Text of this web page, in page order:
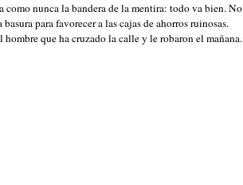
como nunca la bandera de la mentira: todo va bien. No
para favorecer a las cajas de ahorros ruinosas.
que ha cruzado la calle y le robaron el mañana.